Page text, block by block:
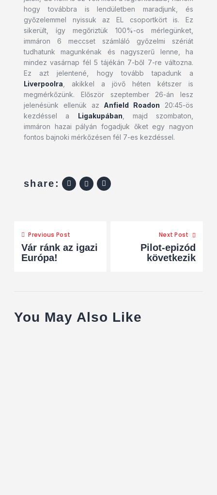
hogy továbbra is lendületben maradjunk, és
győzelemmel nyissuk az EL csoportkört is. Ez
sikerült, így megőriztük 100%-os mérlegünket,
immáron 6 meccset számláló győzelmi szériát
tudhatunk magunkénak és nagyszerű lenne, ha
mindez vasárnap fél 5 tájékán 7-ből 7-re változna.
Ez azt jelentené, hogy tovább tapadunk a
Liverpoolra , akikkel a jövő héten kétszer is
megmérkőzünk. Először szeptember 26-án lesz
jelenésünk ellenük az Anfield Roadon 20:45-ös
kezdéssel a Ligakupában , majd szombaton,
immáron hazai pályán fogadjuk őket egy nagyon
fontos bajnoki mérkőzésen fél 7-es kezdéssel.
share:
Previous Post
Vár ránk az igazi
Európa!
Next Post
Pilot-epizód
következik
You May Also Like